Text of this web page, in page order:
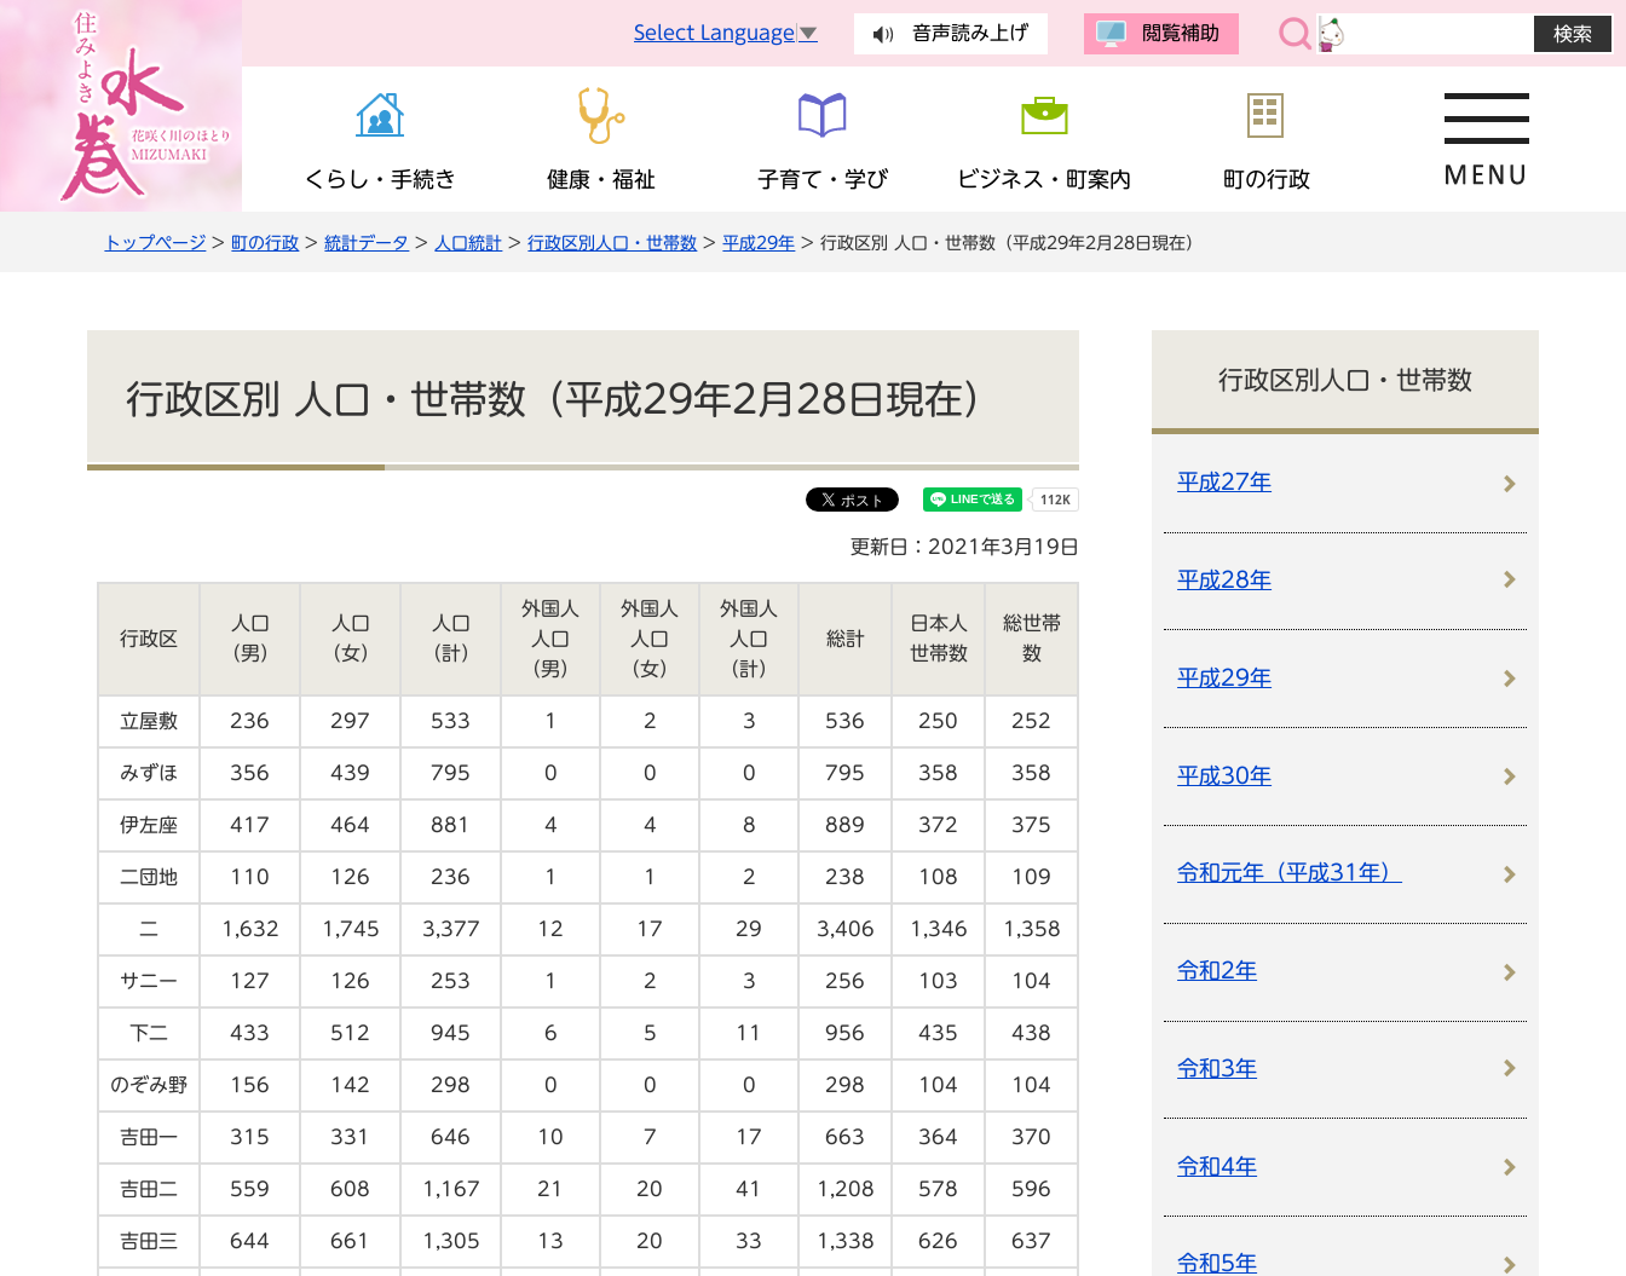
Select Language ▼ 音声読み上げ 閲覧補助
くらし・手続き
上下水道 税金 住宅
農商工・就労 安全・安心 地域活動・男女共同参画 申請書ダウンロード
健康・福祉 子育て・学び ビジネス・町案内 町の行政
トップページ > 町の行政 >統計データ > 人口統計 >行政区別人口・世帯数 >平成29年 > 行政区別 人口・世帯数（平成29年2月28日現在）
行政区別 人口・世帯数（平成29年2月28日現在）
更新日：2021年3月19日
行政区
人口
（男）
人口
（女）
人口
（計）
外国人
人口
（男）
外国人
人口
（女）
外国人
人口
（計）
総計
日本人
世帯数
総世帯
数
立屋敷 236 297 533 1 2 3 536 250 252
みずほ 356 439 795 0 0 0 795 358 358
伊左座 417 464 881 4 4 8 889 372 375
二団地 110 126 236 1 1 2 238 108 109
二 1,632 1,745 3,377 12 17 29 3,406 1,346 1,358
サニー 127 126 253 1 2 3 256 103 104
下二 433 512 945 6 5 11 956 435 438
のぞみ野 156 142 298 0 0 0 298 104 104
吉田一 315 331 646 10 7 17 663 364 370
吉田二 559 608 1,167 21 20 41 1,208 578 596
吉田三 644 661 1,305 13 20 33 1,338 626 637
行政区別人口・世帯数
平成27年
平成28年
平成29年
平成30年
令和元年（平成31年）
令和2年
令和3年
令和4年
令和5年